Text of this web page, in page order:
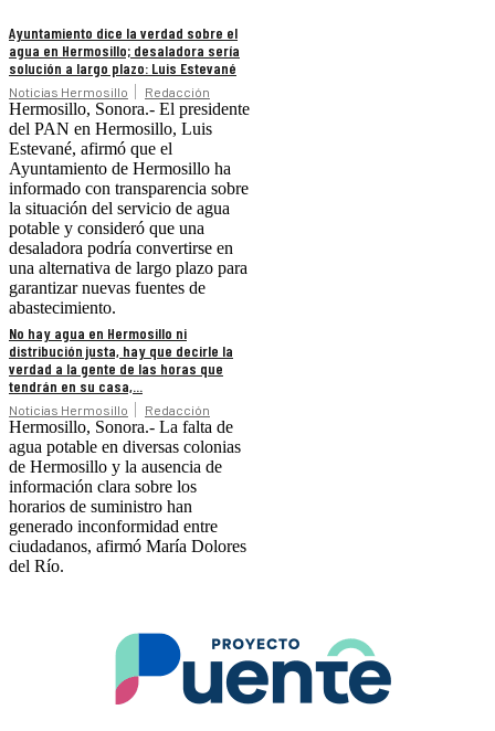
Ayuntamiento dice la verdad sobre el
agua en Hermosillo; desaladora sería
solución a largo plazo: Luis Estevané
Noticias Hermosillo Redacción
Hermosillo, Sonora.- El presidente
del PAN en Hermosillo, Luis
Estevané, afirmó que el
Ayuntamiento de Hermosillo ha
informado con transparencia sobre
la situación del servicio de agua
potable y consideró que una
desaladora podría convertirse en
una alternativa de largo plazo para
garantizar nuevas fuentes de
abastecimiento.
No hay agua en Hermosillo ni
distribución justa, hay que decirle la
verdad a la gente de las horas que
tendrán en su casa,...
Noticias Hermosillo Redacción
Hermosillo, Sonora.- La falta de
agua potable en diversas colonias
de Hermosillo y la ausencia de
información clara sobre los
horarios de suministro han
generado inconformidad entre
ciudadanos, afirmó María Dolores
del Río.